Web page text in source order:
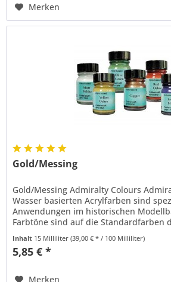
Merken
Gold/Messing
Gold/Messing Admiralty Colours
Wasser basierten Acrylfarben sind
Anwendungen im historischen
Farbtöne sind auf die Standardfarben
Marine zur Zeit Admiral...
Inhalt 15 Milliliter(39,00 € * / 100 Milliliter)
5,85 € *
Merken